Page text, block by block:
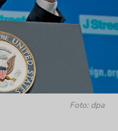
Foto: dpa